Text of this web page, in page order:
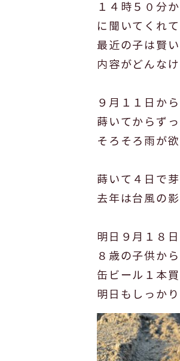
１４時５０分
に聞いてくれ
最近の子は賢
内容がどんな
９月１１日か
蒔いてからず
そろそろ雨が
蒔いて４日で
去年は台風の
明日９月１８
８歳の子供か
缶ビール１本
明日もしっか